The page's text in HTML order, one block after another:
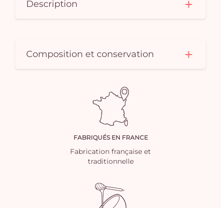
Description
Composition et conservation
FABRIQUÉS EN FRANCE
Fabrication française et
traditionnelle